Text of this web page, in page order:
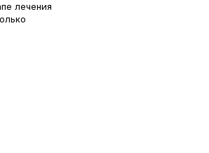
лечения